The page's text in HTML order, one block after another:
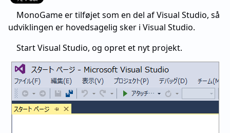
MonoGame er tilføjet som en del af Visual Studio, så
udviklingen er hovedsagelig sker i Visual Studio.
Start Visual Studio, og opret et nyt projekt.